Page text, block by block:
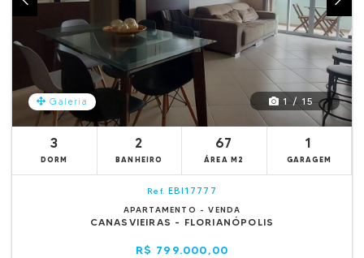
Galeria 1 / 15
3
DORM
2
BANHEIRO
67
ÁREA M2
1
GARAGEM
Ref. EBI17777
APARTAMENTO - VENDA
CANASVIEIRAS - FLORIANÓPOLIS
R$ 799.000,00